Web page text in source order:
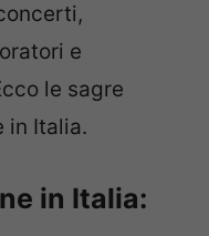
e
le sagre
in Italia.
in Italia: